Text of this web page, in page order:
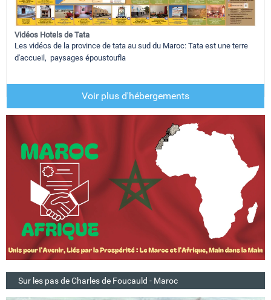
Vidéos Hotels de Tata
Les vidéos de la province de tata au sud du Maroc: Tata est une terre
d'accueil, paysages époustoufla
Voir plus d'hébergements
Sur les pas de Charles de Foucauld - Maroc